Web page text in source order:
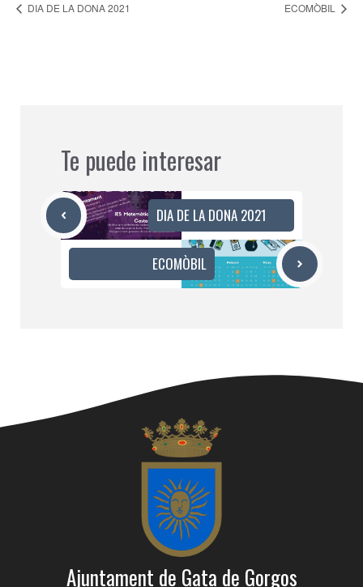
DIA DE LA DONA 2021 ECOMÒBIL
Te puede interesar
DIA DE LA DONA 2021
ECOMÒBIL
Ajuntament de Gata de Gorgos